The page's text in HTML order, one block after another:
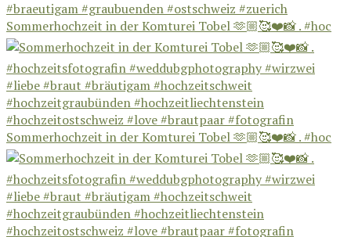
Sommerhochzeit in der Komturei Tobel 🫶🏼🥰❤️📸 . #hoc
Sommerhochzeit in der Komturei Tobel 🫶🏼🥰❤️📸 . #hoc